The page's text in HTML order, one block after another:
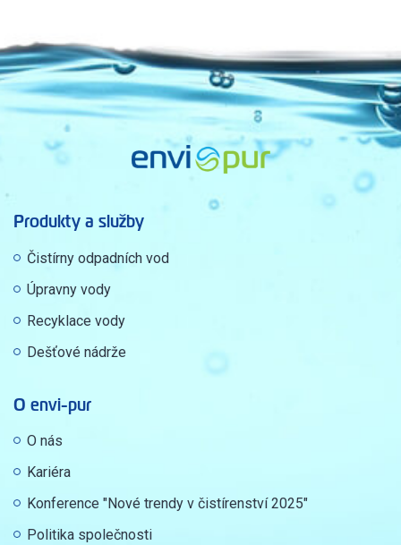
Produkty a služby
Čistírny odpadních vod
Úpravny vody
Recyklace vody
Dešťové nádrže
O envi-pur
O nás
Kariéra
Konference "Nové trendy v čistírenství 2025"
Politika společnosti